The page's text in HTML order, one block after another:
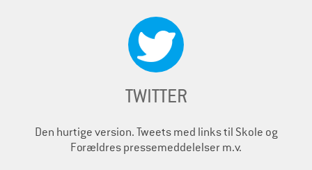
TWITTER
Den hurtige version. Tweets med links til Skole og
Forældres pressemeddelelser m.v.